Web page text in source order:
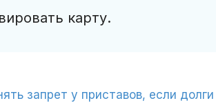
карту.
запрет у приставов, если долги